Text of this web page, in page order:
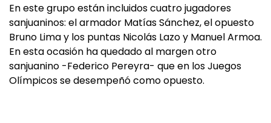
En este grupo están incluidos cuatro jugadores
sanjuaninos: el armador Matías Sánchez, el opuesto
Bruno Lima y los puntas Nicolás Lazo y Manuel Armoa.
En esta ocasión ha quedado al margen otro
sanjuanino -Federico Pereyra- que en los Juegos
Olímpicos se desempeñó como opuesto.